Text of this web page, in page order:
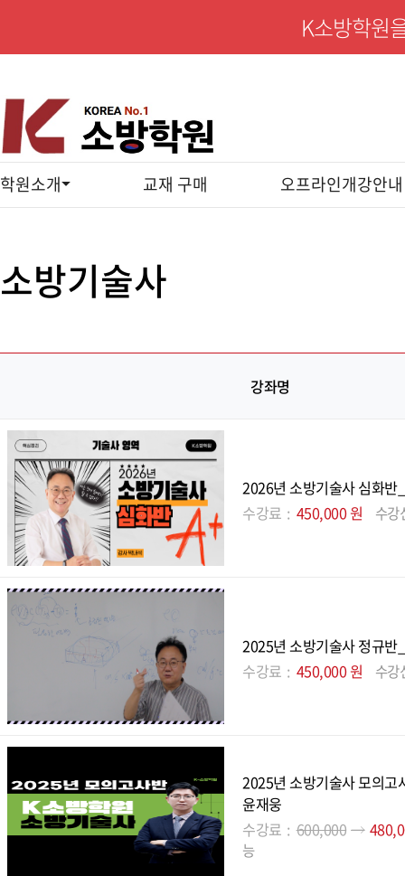
K소방학원
학원소개 교재 구매 오프라인개강안내
소방기술사
강좌명
2026년 소방기술사 심화반
수강료
450,000 원 수강
2025년 소방기술사 정규반
수강료
450,000 원 수강
2025년 소방기술사 모의고
윤재웅
수강료
600,000
능